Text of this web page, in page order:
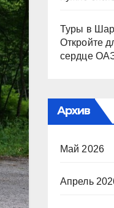
Туры в
Откройте
сердце
Архив
Май 2026
Апрель